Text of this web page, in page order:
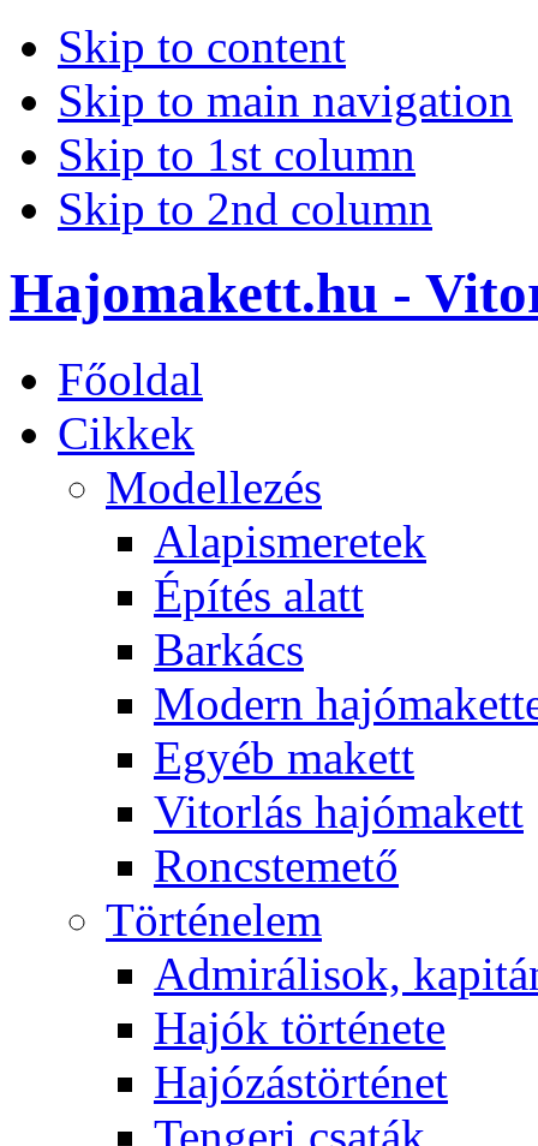
Skip to content
Skip to main navigation
Skip to 1st column
Skip to 2nd column
Hajomakett.hu -
Főoldal
Cikkek
Modellezés
Alapismeretek
Építés alatt
Barkács
Modern
Egyéb makett
Vitorlás hajómakett
Roncstemető
Történelem
Admirálisok,
Hajók története
Hajózástörténet
Tengeri csaták